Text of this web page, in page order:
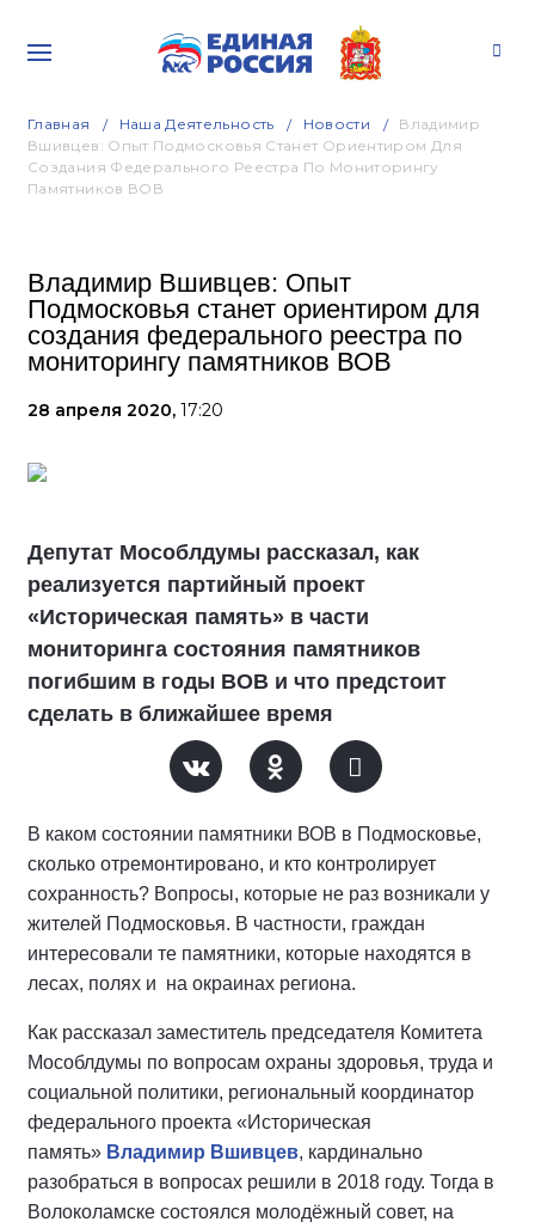
Главная Наша Деятельность Новости
Владимир
Вшивцев: Опыт Подмосковья Станет Ориентиром Для
Создания Федерального Реестра По Мониторингу
Памятников ВОВ
Владимир Вшивцев: Опыт
Подмосковья станет ориентиром для
создания федерального реестра по
мониторингу памятников ВОВ
28 апреля 2020, 17:20
Депутат Мособлдумы рассказал, как
реализуется партийный проект
«Историческая память» в части
мониторинга состояния памятников
погибшим в годы ВОВ и что предстоит
сделать в ближайшее время
В каком состоянии памятники ВОВ в Подмосковье,
сколько отремонтировано, и кто контролирует
сохранность? Вопросы, которые не раз возникали у
жителей Подмосковья. В частности, граждан
интересовали те памятники, которые находятся в
лесах, полях и на окраинах региона.
Как рассказал заместитель председателя Комитета
Мособлдумы по вопросам охраны здоровья, труда и
социальной политики, региональный координатор
федерального проекта «Историческая
память» Владимир Вшивцев, кардинально
разобраться в вопросах решили в 2018 году. Тогда в
Волоколамске состоялся молодёжный совет, на